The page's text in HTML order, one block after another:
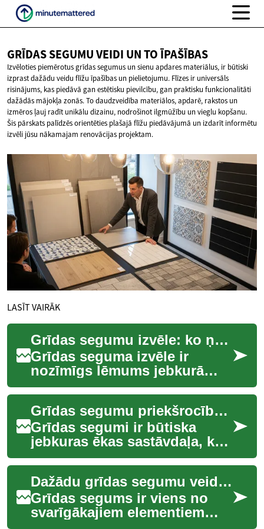
GRĪDAS SEGUMU VEIDI UNTO ĪPAŠĪBAS
Izvēloties piemērotus grīdas segumus un sienu apdares materiālus, ir būtiski
izprast dažādu veidu flīžu īpašības un pielietojumu. Flīzes ir universāls
risinājums, kas piedāvā gan estētisku pievilcību, gan praktisku funkcionalitāti
dažādās mājokļa zonās. To daudzveidība materiālos, apdarē, rakstos un
izmēros ļauj radīt unikālu dizainu, nodrošinot ilgmūžību un vieglu kopšanu.
Šis pārskats palīdzēs orientēties plašajā flīžu piedāvājumā un izdarīt informētu
izvēli jūsu nākamajam renovācijas projektam.
LASĪT VAIRĀK
Grīdas segumu izvēle: ko ņemt vērā
Grīdas seguma izvēle ir
nozīmīgs lēmums jebkurā
mājokļa vai komerciālas
telpas atjaunošanā vai
iekārtošanā. Tas ietek...
Grīdas segumu priekšrocības un to pielietojums
Grīdas segumi ir būtiska
jebkuras ēkas sastāvdaļa, kas
ne tikai nosaka telpas
estētiku, bet arī ietekmē tās
funkciona...
Dažādu grīdas segumu veidu apskats
Grīdas segums ir viens no
svarīgākajiem elementiem